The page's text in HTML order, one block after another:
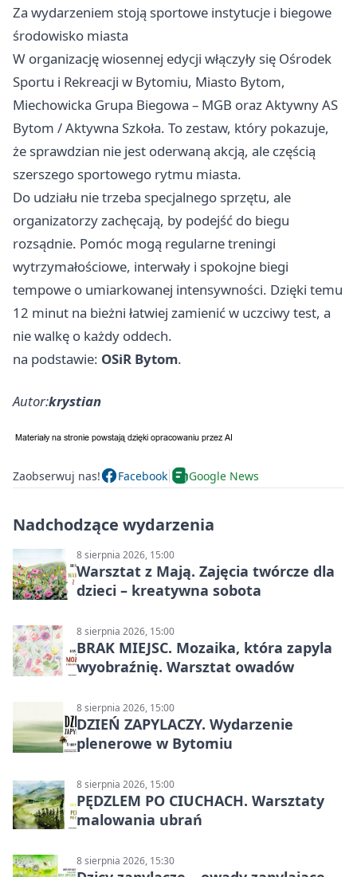
Za wydarzeniem stoją sportowe instytucje i biegowe
środowisko miasta
W organizację wiosennej edycji włączyły się Ośrodek
Sportu i Rekreacji w Bytomiu, Miasto Bytom,
Miechowicka Grupa Biegowa – MGB oraz Aktywny AS
Bytom / Aktywna Szkoła. To zestaw, który pokazuje,
że sprawdzian nie jest oderwaną akcją, ale częścią
szerszego sportowego rytmu miasta.
Do udziału nie trzeba specjalnego sprzętu, ale
organizatorzy zachęcają, by podejść do biegu
rozsądnie. Pomóc mogą regularne treningi
wytrzymałościowe, interwały i spokojne biegi
tempowe o umiarkowanej intensywności. Dzięki temu
12 minut na bieżni łatwiej zamienić w uczciwy test, a
nie walkę o każdy oddech.
na podstawie: OSiR Bytom.
Autor:krystian
Zaobserwuj nas! Facebook Google News
Nadchodzące wydarzenia
8 sierpnia 2026, 15:00
Warsztat z Mają. Zajęcia twórcze dla
dzieci – kreatywna sobota
8 sierpnia 2026, 15:00
BRAK MIEJSC. Mozaika, która zapyla
wyobraźnię. Warsztat owadów
8 sierpnia 2026, 15:00
DZIEŃ ZAPYLACZY. Wydarzenie
plenerowe w Bytomiu
8 sierpnia 2026, 15:00
PĘDZLEM PO CIUCHACH. Warsztaty
malowania ubrań
8 sierpnia 2026, 15:30